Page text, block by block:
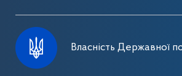
Власність Державної